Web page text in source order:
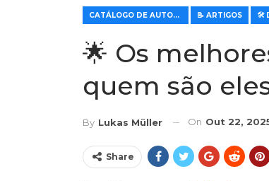
CATÁLOGO DE AUTOMÓVEIS 📝 ARTIGOS
🌟 Os
quem são
By Lukas Müller On Out 22,
Share